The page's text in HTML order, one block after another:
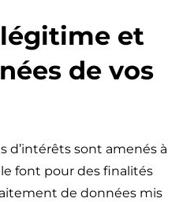
et
de vos
d’intérêts sont amenés à
font pour des finalités
de données mis